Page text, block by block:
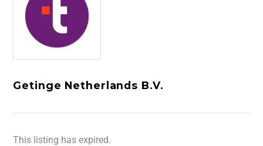
Getinge Netherlands B.V.
This listing has expired.